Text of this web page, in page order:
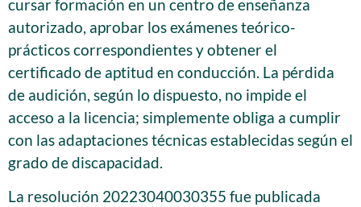
cursar formación en un centro de enseñanza
autorizado, aprobar los exámenes teórico-
prácticos correspondientes y obtener el
certificado de aptitud en conducción. La pérdida
de audición, según lo dispuesto, no impide el
acceso a la licencia; simplemente obliga a cumplir
con las adaptaciones técnicas establecidas según el
grado de discapacidad.
La resolución 20223040030355 fue publicada